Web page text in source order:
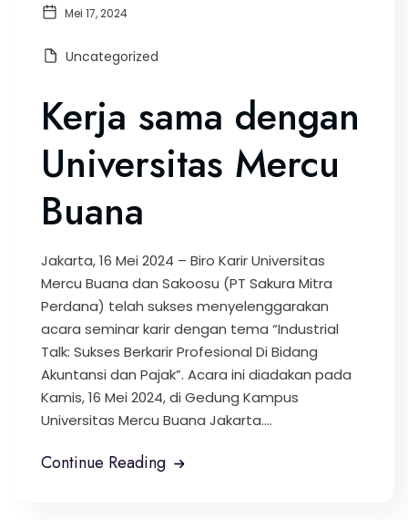
Mei 17, 2024
Uncategorized
Kerja sama dengan
Universitas Mercu
Buana
Jakarta, 16 Mei 2024 – Biro Karir Universitas
Mercu Buana dan Sakoosu (PT Sakura Mitra
Perdana) telah sukses menyelenggarakan
acara seminar karir dengan tema “Industrial
Talk: Sukses Berkarir Profesional Di Bidang
Akuntansi dan Pajak”. Acara ini diadakan pada
Kamis, 16 Mei 2024, di Gedung Kampus
Universitas Mercu Buana Jakarta....
Continue Reading